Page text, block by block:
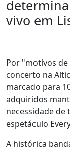
vivo em
Por "motivos
concerto na
marcado para
adquiridos
necessidade
espetáculo
A histórica